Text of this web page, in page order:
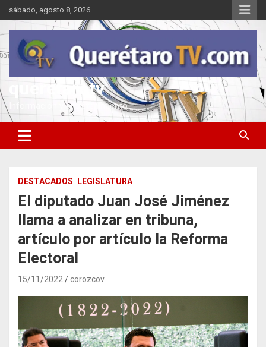
Saltar
al
contenido
sábado, agosto 8, 2026
queretarotv
Información y entretenimiento
DESTACADOS LEGISLATURA
El diputado Juan José Jiménez
llama a analizar en tribuna,
artículo por artículo la Reforma
Electoral
15/11/2022 corozcov